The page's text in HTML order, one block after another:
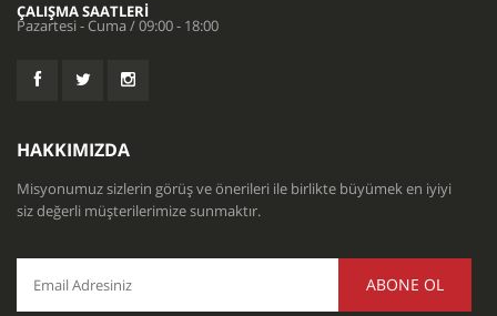
ÇALIŞMA SAATLERI
Pazartesi - Cuma / 09:00 - 18:00
HAKKIMIZDA
Misyonumuz sizlerin görüş ve önerileri ile birlikte büyümek en iyiyi
siz değerli müşterilerimize sunmaktır.
ABONE OL